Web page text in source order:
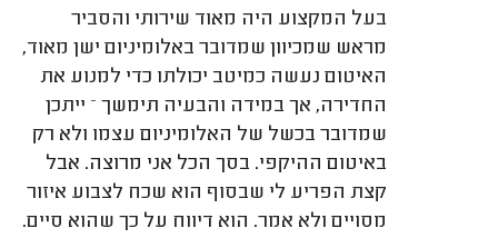
בעל המקצוע היה מאוד שירותי והסביר
מראש שמכיוון שמדובר באלומיניום ישן מאוד,
האיטום נעשה כמיטב יכולתו כדי למנוע את
החדירה, אך במידה והבעיה תימשך – ייתכן
שמדובר בכשל של האלומיניום עצמו ולא רק
באיטום ההיקפי. בסך הכל אני מרוצה. אבל
קצת הפריע לי שבסוף הוא שכח לצבוע איזור
מסויים ולא אמר. הוא דיווח על כך שהוא סיים.